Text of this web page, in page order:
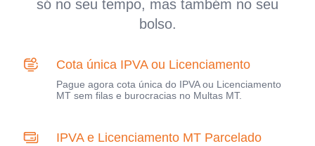
só no seu tempo, mas também no seu
bolso.
Cota única IPVA ou Licenciamento
Pague agora cota única do IPVA ou Licenciamento
MT sem filas e burocracias no Multas MT.
IPVA e Licenciamento MT Parcelado